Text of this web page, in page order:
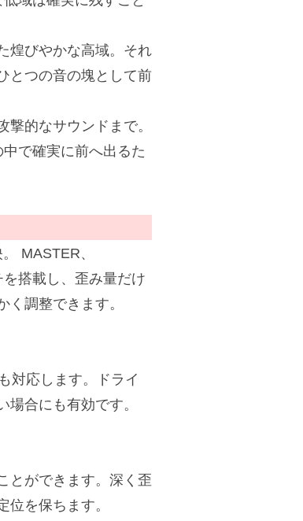
煌びやかな高域。それ
とつの音の塊として前
的なサウンドまで。
で確実に前へ出るた
MASTER、
搭載し、歪み量だけ
調整できます。
対応します。ドライ
合にも有効です。
とができます。深く歪
を保ちます。